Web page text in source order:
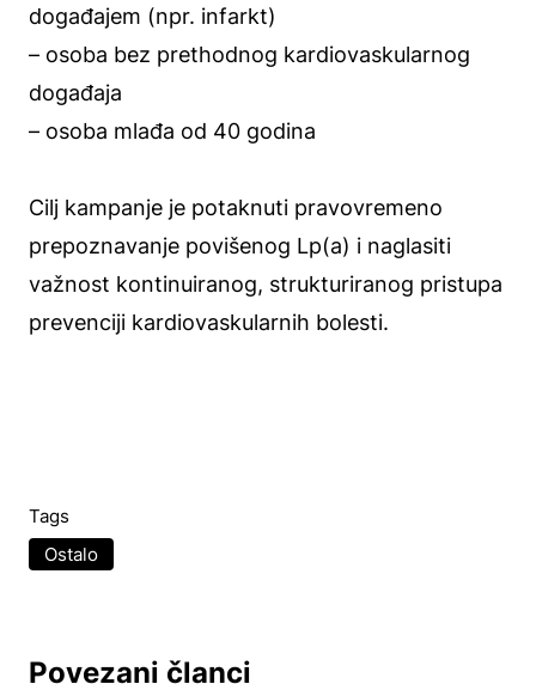
događajem (npr. infarkt)
– osoba bez prethodnog kardiovaskularnog
događaja
– osoba mlađa od 40 godina
Cilj kampanje je potaknuti pravovremeno
prepoznavanje povišenog Lp(a) i naglasiti
važnost kontinuiranog, strukturiranog pristupa
prevenciji kardiovaskularnih bolesti.
Tags
Ostalo
Povezani članci